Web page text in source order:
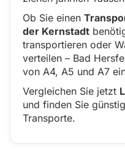
Ob Sie einen
der Kernstadt
transportieren oder
verteilen – Bad
von A4, A5 und A7
Vergleichen Sie jetzt
und finden Sie
Transporte.